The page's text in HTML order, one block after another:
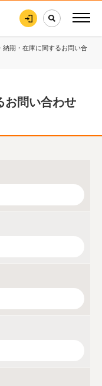
納期・在庫に関するお問い合
お問い合わせ